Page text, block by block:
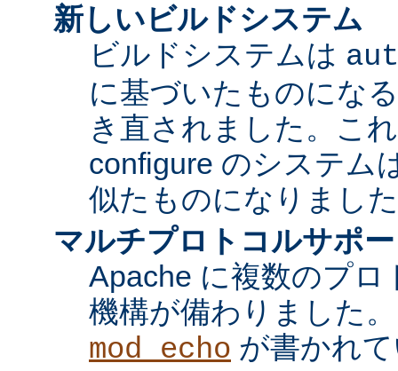
新しいビルドシステム
ビルドシステムは
に基づいたものにな
き直されました。こ
configure のシステム
似たものになりまし
マルチプロトコルサポ
Apache に複数のプ
機構が備わりました
mod_echo が書かれ